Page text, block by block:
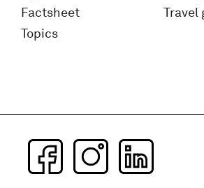
Factsheet
Topics
Travel